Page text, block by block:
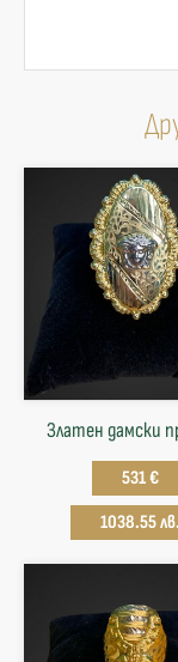
Златен дамски
531 €
1038.55 лв.